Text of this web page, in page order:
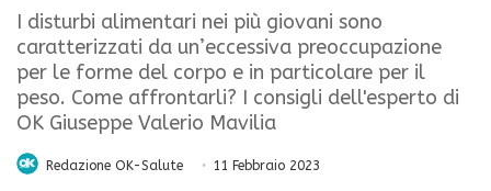
I disturbi alimentari nei più giovani sono
caratterizzati da un’eccessiva preoccupazione
per le forme del corpo e in particolare per il
peso. Come affrontarli? I consigli dell'esperto di
OK Giuseppe Valerio Mavilia
Redazione OK-Salute 11 Febbraio 2023